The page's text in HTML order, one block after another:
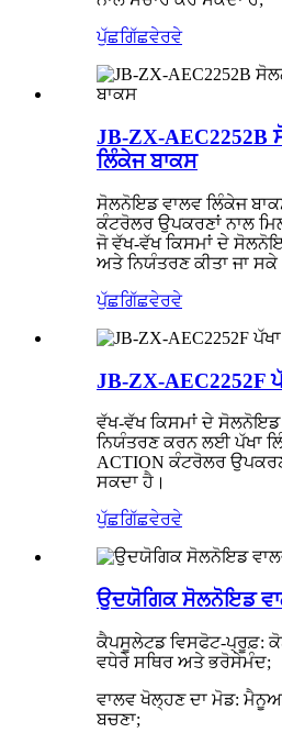
ਪੁੱਛਗਿੱਛਵੇਰਵੇ
JB-ZX-AEC2252B
ਲਿੰਕੇਜ ਬਾਕਸ
ਸੋਲਨੋਇਡ ਵਾਲਵ ਲਿੰਕੇਜ
ਕੰਟਰੋਲਰ ਉਪਕਰਣਾਂ ਨਾਲ
ਜੋ ਵੱਖ-ਵੱਖ ਕਿਸਮਾਂ ਦੇ
ਅਤੇ ਨਿਯੰਤਰਣ ਕੀਤਾ ਜਾ
ਪੁੱਛਗਿੱਛਵੇਰਵੇ
JB-ZX-AEC2252F
ਵੱਖ-ਵੱਖ ਕਿਸਮਾਂ ਦੇ
ਨਿਯੰਤਰਣ ਕਰਨ ਲਈ ਪੱਖਾ
ACTION ਕੰਟਰੋਲਰ
ਸਕਦਾ ਹੈ।
ਪੁੱਛਗਿੱਛਵੇਰਵੇ
ਉਦਯੋਗਿਕ ਸੋਲਨੋਇਡ
ਕੈਪਸੂਲੇਟਡ ਵਿਸਫੋਟ-ਪ੍ਰੂਫ਼:
ਵਧੇਰੇ ਸਥਿਰ ਅਤੇ ਭਰੋਸੇਮੰਦ;
ਵਾਲਵ ਖੋਲ੍ਹਣ ਦਾ ਮੋਡ:
ਬਚਣਾ;